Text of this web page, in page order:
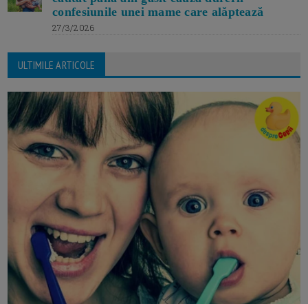
confesiunile unei mame care alăptează
27/3/2026
ULTIMILE ARTICOLE